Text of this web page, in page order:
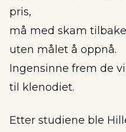
pris,
må med skam
uten målet å oppnå.
Ingensinne frem de
til klenodiet.
Etter studiene ble